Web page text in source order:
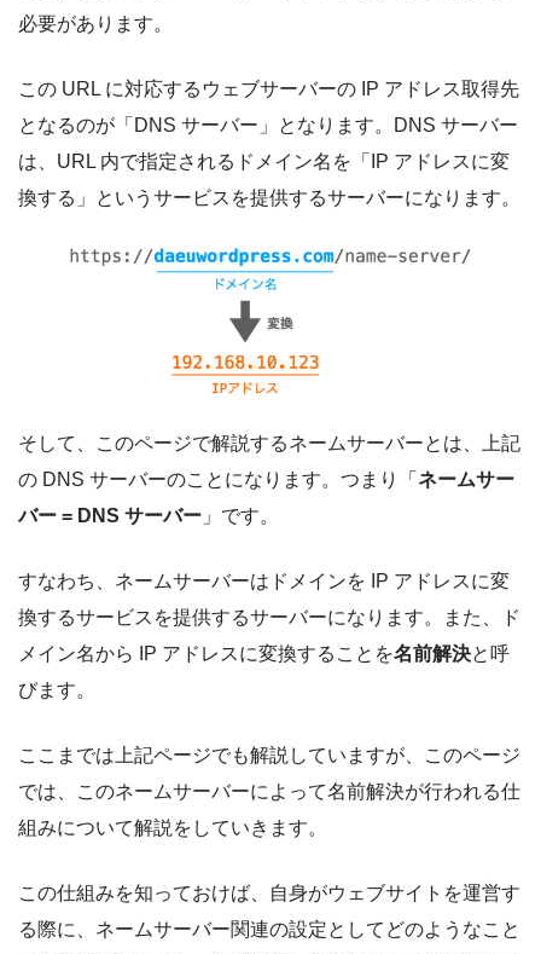
必要があります。
この URL に対応するウェブサーバーの IP アドレス取得先
となるのが「DNS サーバー」となります。DNS サーバー
は、URL 内で指定されるドメイン名を「IP アドレスに変
換する」というサービスを提供するサーバーになります。
そして、このページで解説するネームサーバーとは、上記
の DNS サーバーのことになります。つまり「 ネームサー
バー = DNS サーバー 」です。
すなわち、ネームサーバーはドメインを IP アドレスに変
換するサービスを提供するサーバーになります。また、ド
メイン名から IP アドレスに変換することを名前解決と呼
びます。
ここまでは上記ページでも解説していますが、このページ
では、このネームサーバーによって名前解決が行われる仕
組みについて解説をしていきます。
この仕組みを知っておけば、自身がウェブサイトを運営す
る際に、ネームサーバー関連の設定としてどのようなこと